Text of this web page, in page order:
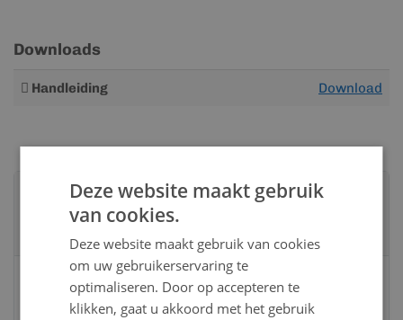
Downloads
Meer
Handleiding Download
Advies nodig?
Neem contact op met een van onze
Vandaag bereikbaar
van 08:00 tot 17:00 uur
Deze website maakt gebruik
van cookies.
Deze website maakt gebruik van cookies
om uw gebruikerservaring te
optimaliseren. Door op accepteren te
klikken, gaat u akkoord met het gebruik